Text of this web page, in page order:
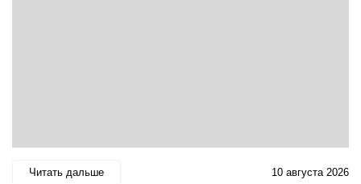
Читать дальше 10 августа 2026